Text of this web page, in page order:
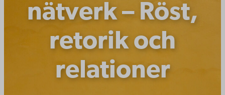
nätverk – Röst,
retorik och
relationer